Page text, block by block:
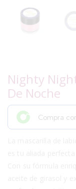
Nighty
De Noche
Compra